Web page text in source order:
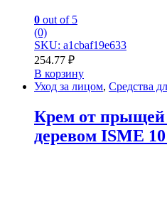
0 out of 5
(0)
SKU: a1cbaf19e633
254.77 ₽
В корзину
Уход за лицом, Средства
Крем от
деревом ISME